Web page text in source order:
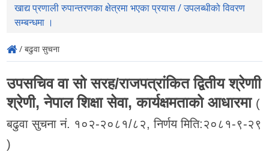
खाद्य प्रणाली रुपान्तरणका क्षेत्रमा भएका प्रयास / उपलब्धीको विवरण
सम्बन्धमा ।
/ बढुवा सुचना
उपसचिव वा सो सरह/राजपत्रांकित द्वितीय श्रेणाी
श्रेणी, नेपाल शिक्षा सेवा, कार्यक्षमताको आधारमा (
बढुवा सुचना नं. १०२-२०८१/८२, निर्णय मिति:२०८१-९-२९
)